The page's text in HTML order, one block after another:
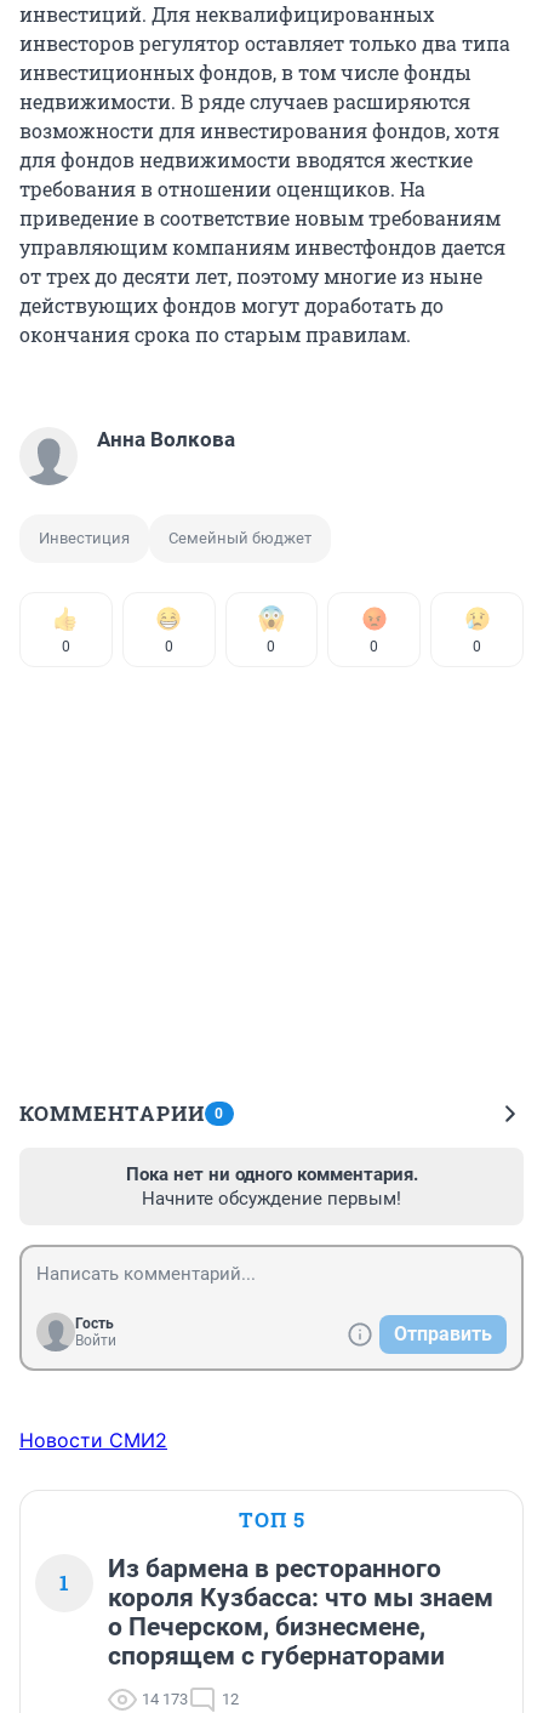
инвестиций. Для неквалифицированных
инвесторов регулятор оставляет только два типа
инвестиционных фондов, в том числе фонды
недвижимости. В ряде случаев расширяются
возможности для инвестирования фондов, хотя
для фондов недвижимости вводятся жесткие
требования в отношении оценщиков. На
приведение в соответствие новым требованиям
управляющим компаниям инвестфондов дается
от трех до десяти лет, поэтому многие из ныне
действующих фондов могут доработать до
окончания срока по старым правилам.
Анна Волкова
Инвестиция Семейный бюджет
0 0 0 0 0
КОММЕНТАРИИ 0
Пока нет ни одного комментария.
Начните обсуждение первым!
Гость
Войти
Отправить
Новости СМИ2
ТОП 5
1
Из бармена в ресторанного
короля Кузбасса: что мы знаем
о Печерском, бизнесмене,
спорящем с губернаторами
14 173 12